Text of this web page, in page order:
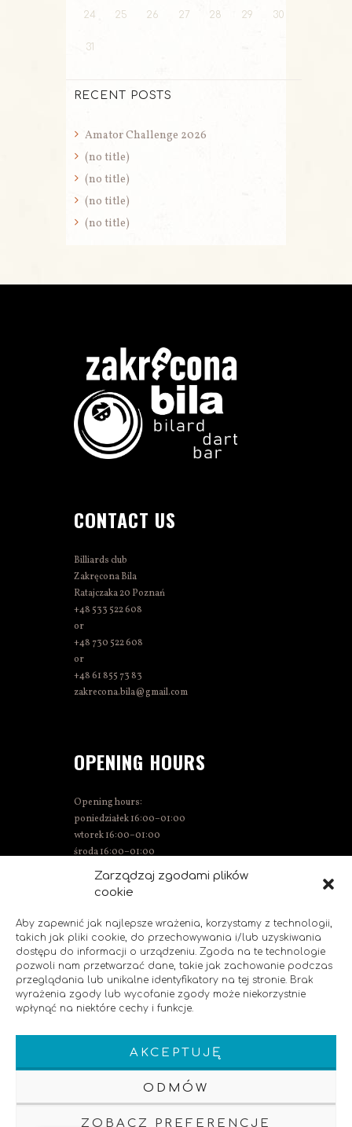
Zarządzaj zgodami plików
cookie
Aby zapewnić jak najlepsze wrażenia, korzystamy z technologii,
takich jak pliki cookie, do przechowywania i/lub uzyskiwania
dostępu do informacji o urządzeniu. Zgoda na te technologie
pozwoli nam przetwarzać dane, takie jak zachowanie podczas
przeglądania lub unikalne identyfikatory na tej stronie. Brak
wyrażenia zgody lub wycofanie zgody może niekorzystnie
wpłynąć na niektóre cechy i funkcje.
AKCEPTUJĘ
ODMÓW
ZOBACZ PREFERENCJE
24 25 26 27 28 29 30
31
RECENT POSTS
Amator Challenge 2026
(no title)
(no title)
(no title)
(no title)
CONTACT US
Billiards club
Zakręcona Bila
Ratajczaka 20 Poznań
+48 533 522 608
or
+48 730 522 608
or
+48 61 855 73 83
zakrecona.bila@gmail.com
OPENING HOURS
Opening hours:
poniedziałek 16:00–01:00
wtorek 16:00–01:00
środa 16:00–01:00
Thursday 15:00–01:00
Friday 15:00–02:00
Sunday 14:00–00:00
SOCIAL MEDIA